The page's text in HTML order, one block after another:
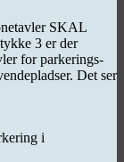
SKAL
3 er der
for parkerings-
Det ser
i